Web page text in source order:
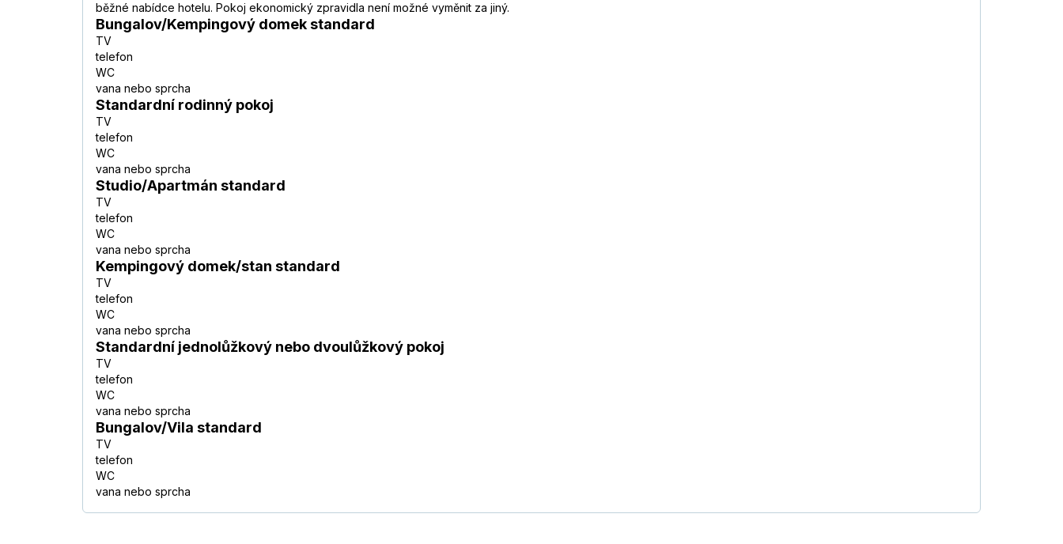
běžné nabídce hotelu. Pokoj ekonomický zpravidla není možné vyměnit za jiný.
Bungalov/Kempingový domek standard
TV
telefon
WC
vana nebo sprcha
Standardní rodinný pokoj
TV
telefon
WC
vana nebo sprcha
Studio/Apartmán standard
TV
telefon
WC
vana nebo sprcha
Kempingový domek/stan standard
TV
telefon
WC
vana nebo sprcha
Standardní jednolůžkový nebo dvoulůžkový pokoj
TV
telefon
WC
vana nebo sprcha
Bungalov/Vila standard
TV
telefon
WC
vana nebo sprcha